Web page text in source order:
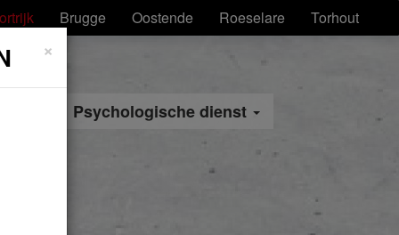
×
Brugge Oostende Roeselare Torhout
Psychologische dienst